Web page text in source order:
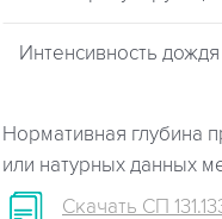
Интенсивность
Нормативная глубина
или натурных данных
Скачать СП